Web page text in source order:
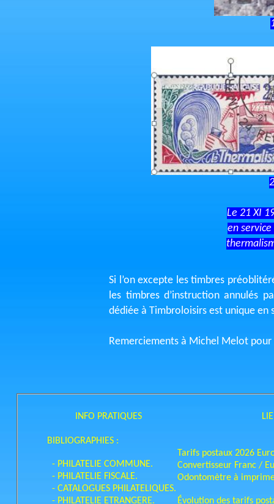
Le 21 XI
en
Si l’on excepte les timbres
les timbres d’instruction annulés
dédiée à Timbroloisirs est unique en
Remerciements à Michel Melot pour